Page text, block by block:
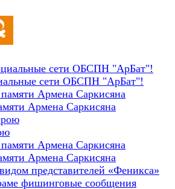
сети ОБСПН "АрБат"!
Армена Саркисяна
Армена Саркисяна